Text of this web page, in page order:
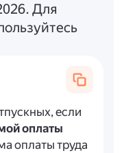
Для
если
оплаты
оплаты труда